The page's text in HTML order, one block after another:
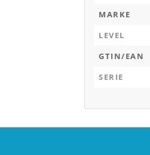
MARKE
LEVEL
GTIN/EAN
SERIE